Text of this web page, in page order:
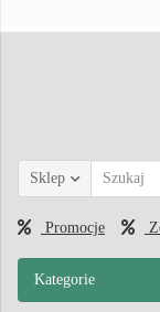
Sklep
Promocje
Kategorie